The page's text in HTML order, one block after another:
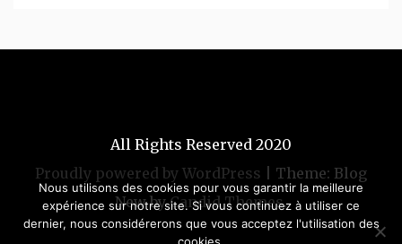
All Rights Reserved 2020
Proudly powered by WordPress
Theme: Blog
New byCandid Themes.
Nous utilisons des cookies pour vous garantir la meilleure
expérience sur notre site. Si vous continuez à utiliser ce
dernier, nous considérerons que vous acceptez l'utilisation des